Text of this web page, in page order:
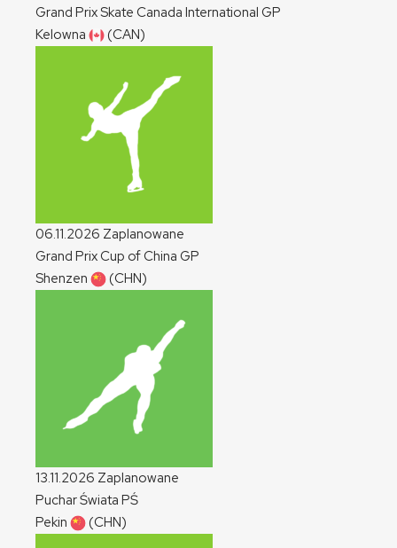
Grand Prix Skate Canada International GP
Kelowna
(CAN)
06.11.2026 Zaplanowane
Grand Prix Cup of China GP
Shenzen
(CHN)
13.11.2026 Zaplanowane
Puchar Świata PŚ
Pekin
(CHN)